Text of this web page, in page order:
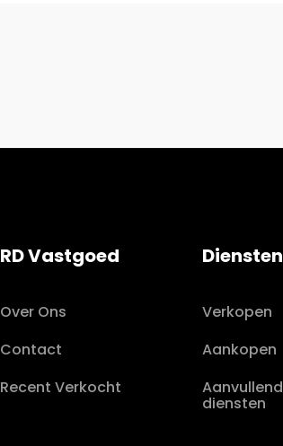
RD Vastgoed
Over Ons
Contact
Recent Verkocht
Diensten
Verkopen
Aankopen
diensten